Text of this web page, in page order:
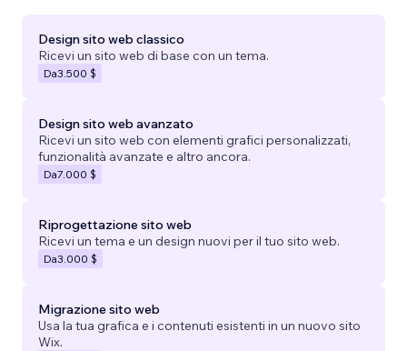
Design sito web classico
Ricevi un sito web di base con un tema.
Da3.500 $
Design sito web avanzato
Ricevi un sito web con elementi grafici personalizzati,
funzionalità avanzate e altro ancora.
Da7.000 $
Riprogettazione sito web
Ricevi un tema e un design nuovi per il tuo sito web.
Da3.000 $
Migrazione sito web
Usa la tua grafica e i contenuti esistenti in un nuovo sito
Wix.